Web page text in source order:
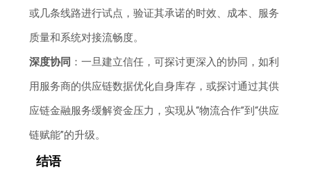
或几条线路进行试点，验证其承诺的时效、成本、服务
质量和系统对接流畅度。
深度协同 ：一旦建立信任，可探讨更深入的协同，如利
用服务商的供应链数据优化自身库存，或探讨通过其供
应链金融服务缓解资金压力，实现从“物流合作”到“供应
链赋能”的升级。
结语